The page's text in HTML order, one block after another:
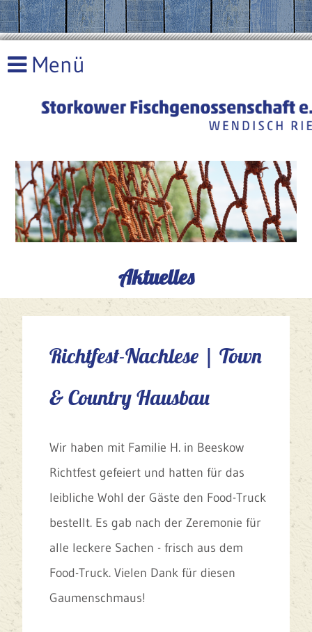
Aktuelles
Richtfest-Nachlese | Town
& Country Hausbau
Wir haben mit Familie H. in Beeskow
Richtfest gefeiert und hatten für das
leibliche Wohl der Gäste den Food-Truck
bestellt. Es gab nach der Zeremonie für
alle leckere Sachen - frisch aus dem
Food-Truck. Vielen Dank für diesen
Gaumenschmaus!